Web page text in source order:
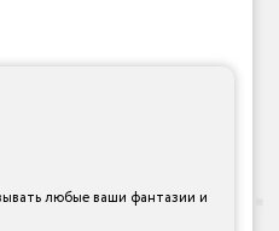
любые ваши фантазии и